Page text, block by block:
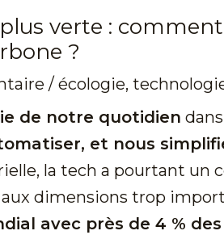
verte :
?
/écologie,
de notre quotidien
et nous
la tech a pourtant un
dimensions trop
avec près de 4 %